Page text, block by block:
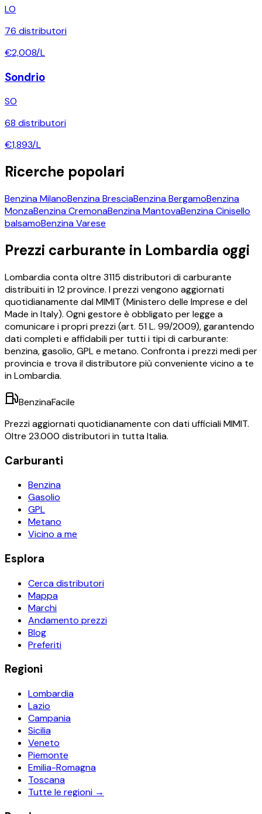
LO
76 distributori
€2,008/L
Sondrio
SO
68 distributori
€1,893/L
Ricerche popolari
BenzinaMilanoBenzinaBresciaBenzinaBergamoBenzina
MonzaBenzinaCremonaBenzinaMantovaBenzinaCinisello
balsamoBenzinaVarese
Prezzi carburante in Lombardia oggi
Lombardiaconta oltre 3115 distributori di carburante
distribuiti in12province. I prezzi vengono aggiornati
quotidianamente dal MIMIT (Ministero delle Imprese e del
Made in Italy). Ogni gestore è obbligato per legge a
comunicare i propri prezzi (art. 51 L. 99/2009), garantendo
dati completi e affidabili per tutti i tipi di carburante:
benzina, gasolio, GPL e metano. Confronta i prezzi medi per
provincia e trova il distributore più conveniente vicino a te
inLombardia.
BenzinaFacile
Prezzi aggiornati quotidianamente con dati ufficiali MIMIT.
Oltre 23.000 distributori in tutta Italia.
Carburanti
Benzina
Gasolio
GPL
Metano
Vicino a me
Esplora
Cerca distributori
Mappa
Marchi
Andamento prezzi
Blog
Preferiti
Regioni
Lombardia
Lazio
Campania
Sicilia
Veneto
Piemonte
Emilia-Romagna
Toscana
Tutte le regioni →